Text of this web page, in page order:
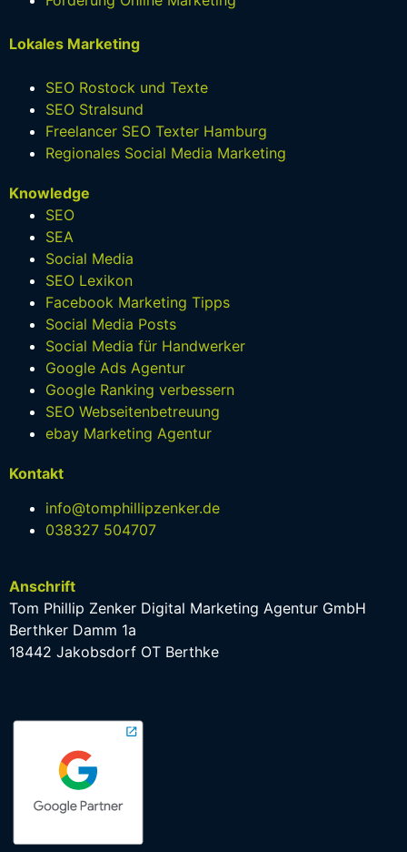
Lokales Marketing
SEO Rostock und Texte
SEO Stralsund
Freelancer SEO Texter Hamburg
Regionales Social Media Marketing
Knowledge
SEO
SEA
Social Media
SEO Lexikon
Facebook Marketing Tipps
Social Media Posts
Social Media für Handwerker
Google Ads Agentur
Google Ranking verbessern
SEO Webseitenbetreuung
ebay Marketing Agentur
Kontakt
info@tomphillipzenker.de
038327 504707
Anschrift
Tom Phillip Zenker Digital Marketing Agentur GmbH
Berthker Damm 1a
18442 Jakobsdorf OT Berthke